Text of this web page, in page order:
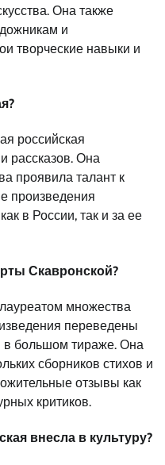
Она также
и
творческие навыки и
российская
рассказов. Она
проявила талант к
произведения
в России, так и за ее
Скавронской?
множества
переведены
в большом тираже. Она
сборников стихов и
отзывы как
критиков.
внесла в культуру?